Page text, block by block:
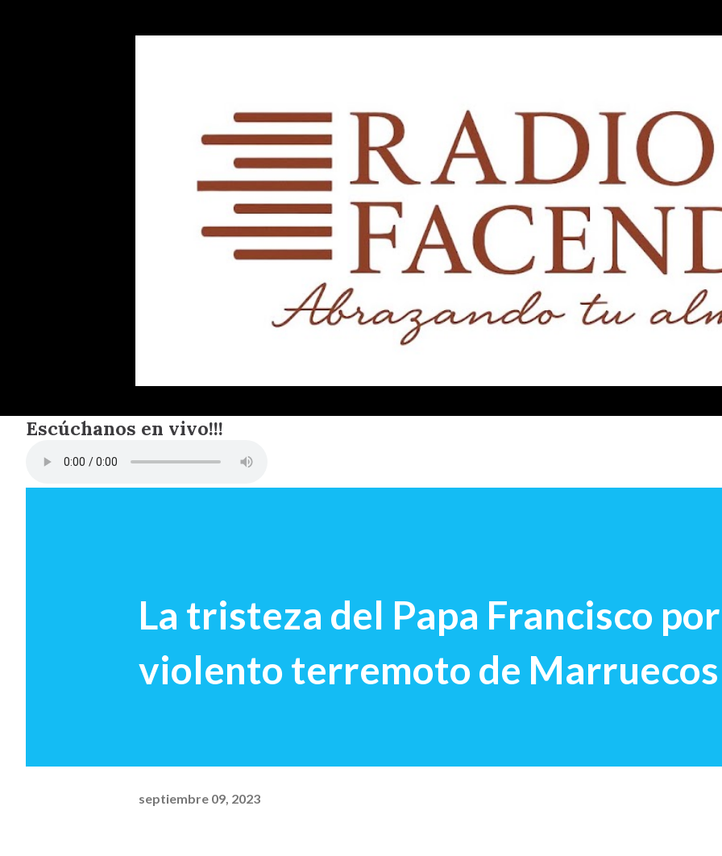
Escúchanos en vivo!!!
La tristeza del Papa Francisco
violento terremoto de Marruecos
septiembre 09, 2023